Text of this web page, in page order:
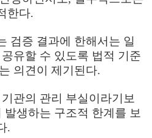
한다.
검증 결과에 한해서는 일
유할 수 있도록 법적 기준
의견이 제기된다.
관의 관리 부실이라기보
발생하는 구조적 한계를 보
.